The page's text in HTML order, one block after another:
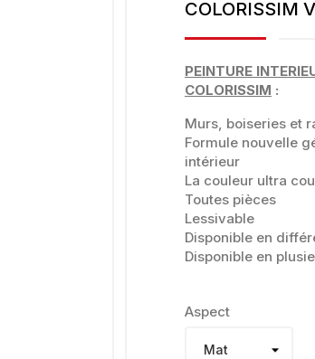
COLORISSIM
PEINTURE
COLORISSIM :
Murs, boiseries et
Formule nouvelle
intérieur
La couleur ultra
Toutes pièces
Lessivable
Disponible en
Disponible en
Aspect